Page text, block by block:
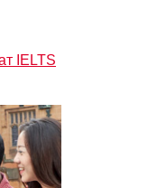
IELTS